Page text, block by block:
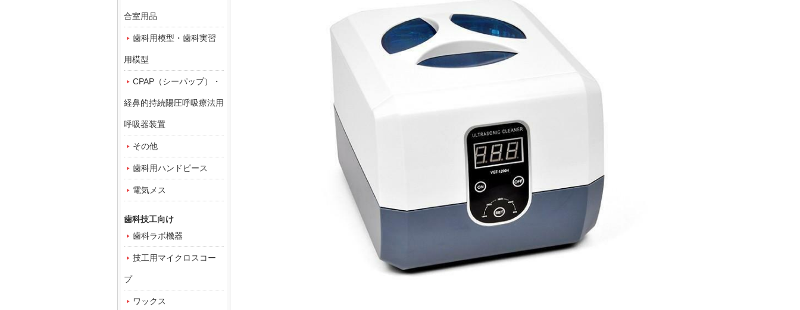
合室用品
歯科用模型・歯科実習
用模型
CPAP（シーパップ）・
経鼻的持続陽圧呼吸療法用
呼吸器装置
その他
歯科用ハンドピース
電気メス
歯科技工向け
歯科ラボ機器
技工用マイクロスコー
プ
ワックス